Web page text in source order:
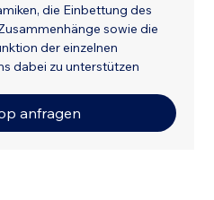
die Einbettung des
sowie die
der einzelnen
dabei zu unterstützen
anfragen